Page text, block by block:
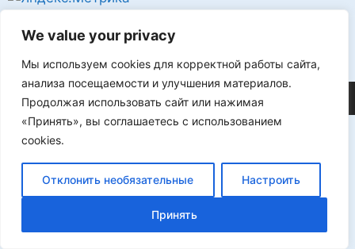
We value your privacy
Мы используем cookies для корректной работы сайта,
анализа посещаемости и улучшения материалов.
Продолжая использовать сайт или нажимая
«Принять», вы соглашаетесь с использованием
cookies.
Отклонить необязательные Настроить
Принять
Реклама
©2026 FLProg